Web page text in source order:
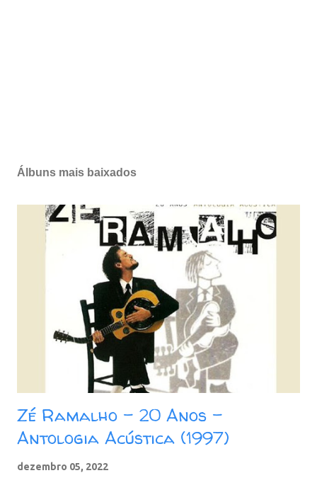
Álbuns mais baixados
Zé Ramalho - 20 Anos -
Antologia Acústica (1997)
dezembro 05, 2022